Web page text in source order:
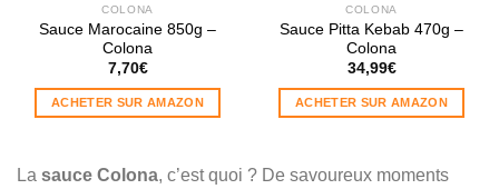
COLONA
Sauce Marocaine 850g –
Colona
7,70€
ACHETER SUR AMAZON
COLONA
Sauce Pitta Kebab 470g –
Colona
34,99€
ACHETER SUR AMAZON
La sauce Colona, c’est quoi ? De savoureux moments